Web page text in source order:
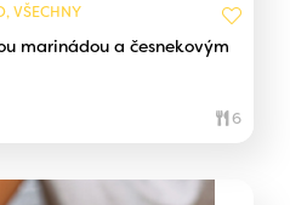
VŠECHNY
marinádou a česnekovým
6